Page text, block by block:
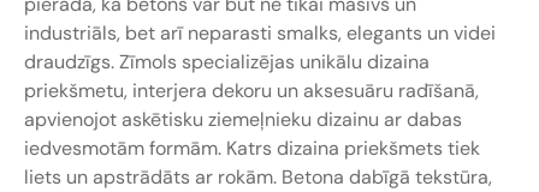
industriāls, bet arī neparasti smalks, elegants un videi
draudzīgs. Zīmols specializējas unikālu dizaina
priekšmetu, interjera dekoru un aksesuāru radīšanā,
apvienojot askētisku ziemeļnieku dizainu ar dabas
iedvesmotām formām. Katrs dizaina priekšmets tiek
liets un apstrādāts ar rokām. Betona dabīgā tekstūra,